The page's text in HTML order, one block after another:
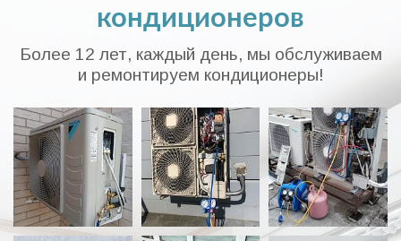
кондиционеров
Более 12 лет, каждый день, мы обслуживаем
и ремонтируем кондиционеры!